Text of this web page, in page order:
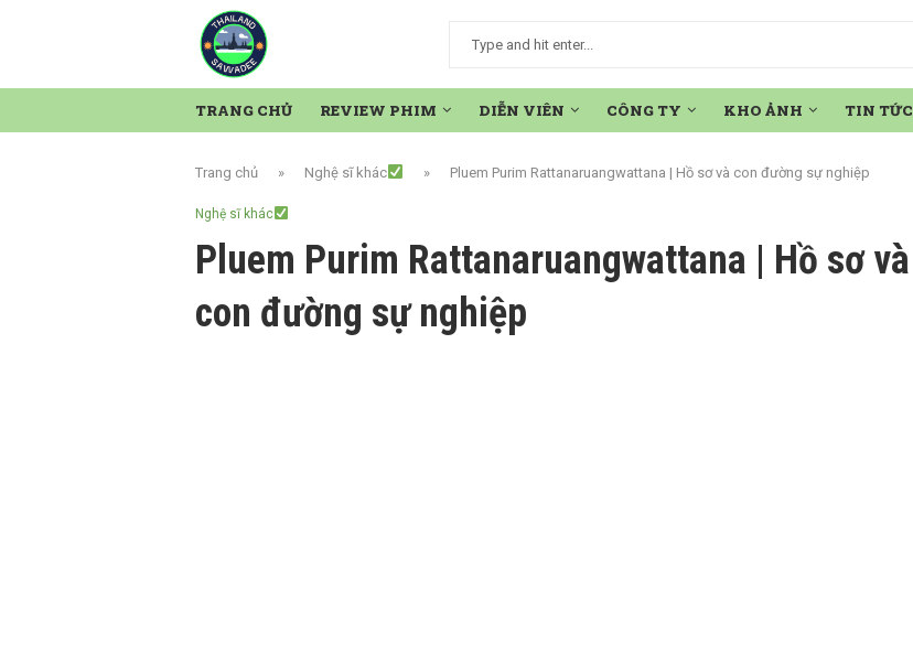
TRANG CHỦ REVIEW PHIM DIỄN VIÊN CÔNG TY KHO ẢNH TIN TỨC
Trang chủ » Nghệ sĩ khác » Pluem Purim Rattanaruangwattana | Hồ sơ và con đường sự nghiệp
Nghệ sĩ khác
Pluem Purim Rattanaruangwattana | Hồ sơ và
con đường sự nghiệp